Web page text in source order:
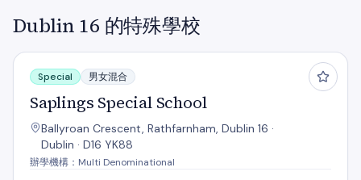
Dublin 16 的特殊學校
Saplings Special School
Special 男女混合
Saplings Special School
Ballyroan Crescent, Rathfarnham, Dublin 16 ·
Dublin · D16 YK88
辦學機構：Multi Denominational